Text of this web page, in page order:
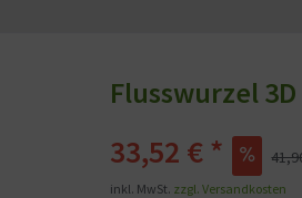
Flusswurzel
33,52 € *
inkl. MwSt. zzgl. Versandkosten